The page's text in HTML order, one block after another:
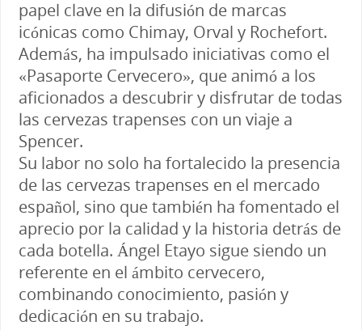
papel clave en la difusión de marcas
icónicas como Chimay, Orval y Rochefort.
Además, ha impulsado iniciativas como el
«Pasaporte Cervecero», que animó a los
aficionados a descubrir y disfrutar de todas
las cervezas trapenses con un viaje a
Spencer.
Su labor no solo ha fortalecido la presencia
de las cervezas trapenses en el mercado
español, sino que también ha fomentado el
aprecio por la calidad y la historia detrás de
cada botella. Ángel Etayo sigue siendo un
referente en el ámbito cervecero,
combinando conocimiento, pasión y
dedicación en su trabajo.